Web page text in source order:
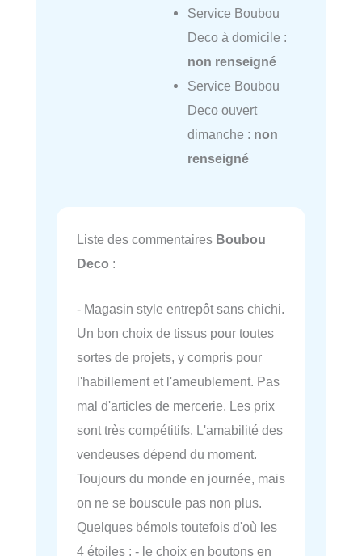
Service Boubou
Deco à domicile :
non renseigné
Service Boubou
Deco ouvert
dimanche : non
renseigné
Liste des commentaires Boubou
Deco :
- Magasin style entrepôt sans chichi.
Un bon choix de tissus pour toutes
sortes de projets, y compris pour
l'habillement et l'ameublement. Pas
mal d'articles de mercerie. Les prix
sont très compétitifs. L'amabilité des
vendeuses dépend du moment.
Toujours du monde en journée, mais
on ne se bouscule pas non plus.
Quelques bémols toutefois d'où les
4 étoiles : - le choix en boutons en